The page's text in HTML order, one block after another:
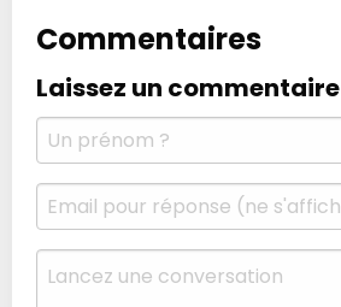
Commentaires
Laissez un commentaire